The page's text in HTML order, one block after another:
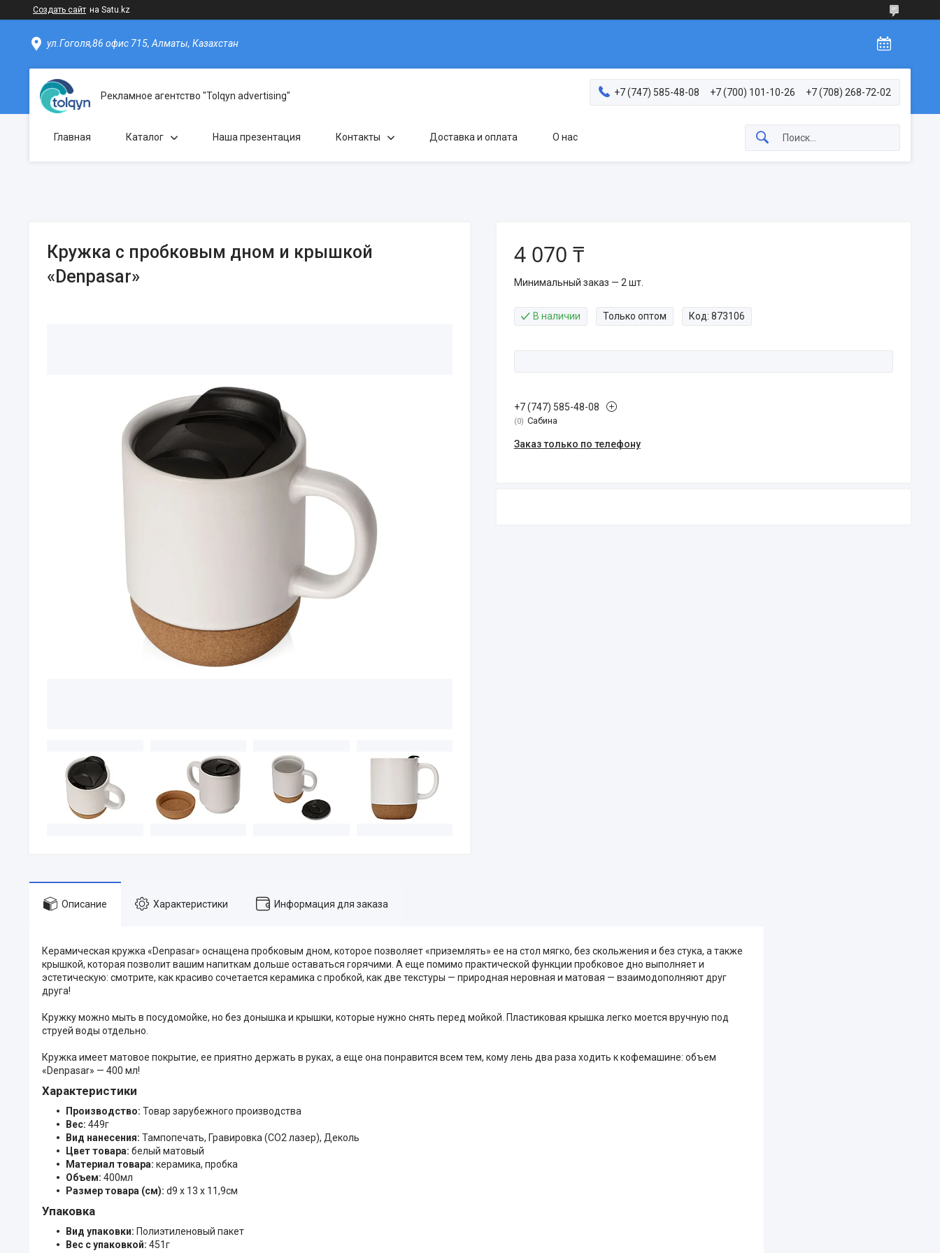
Создать сайт на Satu.kz
ул.Гоголя,86 офис 715, Алматы, Казахстан
Рекламное агентство "Tolqyn advertising" +7 (747) 585-48-08 +7 (700) 101-10-26 +7 (708) 268-72-02
Главная Каталог Наша презентация Контакты Доставка и оплата О нас
Кружка с пробковым дном и крышкой
«Denpasar»
4 070 ₸
Минимальный заказ — 2 шт.
В наличии Только оптом Код: 873106
+7 (747) 585-48-08
0 Сабина
Заказ только по телефону
Описание Характеристики Информация для заказа
Керамическая кружка «Denpasar» оснащена пробковым дном, которое позволяет «приземлять» ее на стол мягко, без скольжения и без стука, а также
крышкой, которая позволит вашим напиткам дольше оставаться горячими. А еще помимо практической функции пробковое дно выполняет и
эстетическую: смотрите, как красиво сочетается керамика с пробкой, как две текстуры — природная неровная и матовая — взаимодополняют друг
друга!
Кружку можно мыть в посудомойке, но без донышка и крышки, которые нужно снять перед мойкой. Пластиковая крышка легко моется вручную под
струей воды отдельно.
Кружка имеет матовое покрытие, ее приятно держать в руках, а еще она понравится всем тем, кому лень два раза ходить к кофемашине: объем
«Denpasar» — 400 мл!
Характеристики
Производство: Товар зарубежного производства
Вес: 449г
Вид нанесения: Тампопечать, Гравировка (CO2 лазер), Деколь
Цвет товара: белый матовый
Материал товара: керамика, пробка
Объем: 400мл
Размер товара (см): d9 х 13 х 11,9см
Упаковка
Вид упаковки: Полиэтиленовый пакет
Вес с упаковкой: 451г